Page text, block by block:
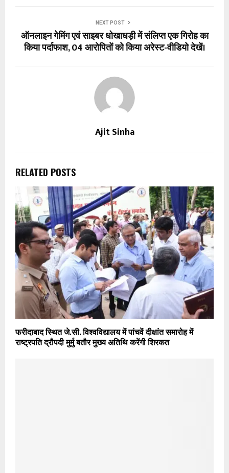
NEXT POST
ऑनलाइन गेमिंग एवं साइबर धोखाधड़ी में संलिप्त एक गिरोह का
किया पर्दाफाश, 04 आरोपितों को किया अरेस्ट-वीडियो देखें।
Ajit Sinha
RELATED POSTS
फरीदाबाद स्थित जे.सी. विश्वविद्यालय में पांचवें दीक्षांत समारोह में
राष्ट्रपति द्रौपदी मुर्मु बतौर मुख्य अतिथि करेंगी शिरकत